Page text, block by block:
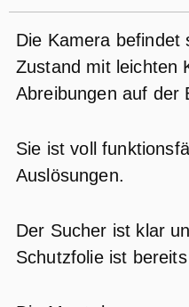
Die Kamera befindet
Zustand mit leichten
Abreibungen auf der
Sie ist voll
Auslösungen.
Der Sucher ist klar
Schutzfolie ist